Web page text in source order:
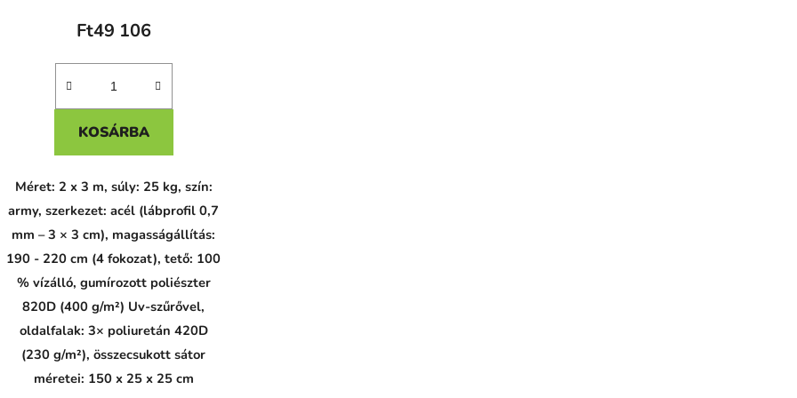
Ft49 106
KOSÁRBA
Méret: 2 x 3 m, súly: 25 kg, szín:
army, szerkezet: acél (lábprofil 0,7
mm – 3 × 3 cm), magasságállítás:
190 - 220 cm (4 fokozat), tető: 100
% vízálló, gumírozott poliészter
820D (400 g/m²) Uv-szűrővel,
oldalfalak: 3× poliuretán 420D
(230 g/m²), összecsukott sátor
méretei: 150 x 25 x 25 cm